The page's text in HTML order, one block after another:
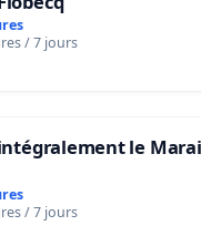
/ 7 jours
le
/ 7 jours